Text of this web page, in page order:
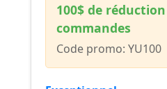
100$ de
commandes
Code promo: YU100